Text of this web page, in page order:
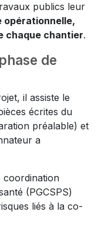
publics leur
opérationnelle,
chaque chantier.
de
il assiste le
écrites du
préalable) et
a
coordination
(PGCSPS)
liés à la co-